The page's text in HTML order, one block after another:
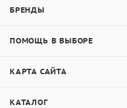
БРЕНДЫ
ПОМОЩЬ В ВЫБОРЕ
КАРТА САЙТА
КАТАЛОГ